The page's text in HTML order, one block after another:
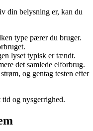
din belysning er, kan du
type pærer du bruger.
lyset typisk er tændt.
det samlede elforbrug.
og gentag testen efter
og nysgerrighed.